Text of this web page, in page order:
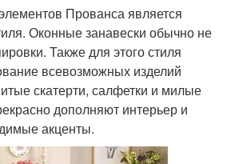
Прованса является
Оконные занавески обычно не
Также для этого стиля
всевозможных изделий
скатерти, салфетки и милые
дополняют интерьер и
акценты.